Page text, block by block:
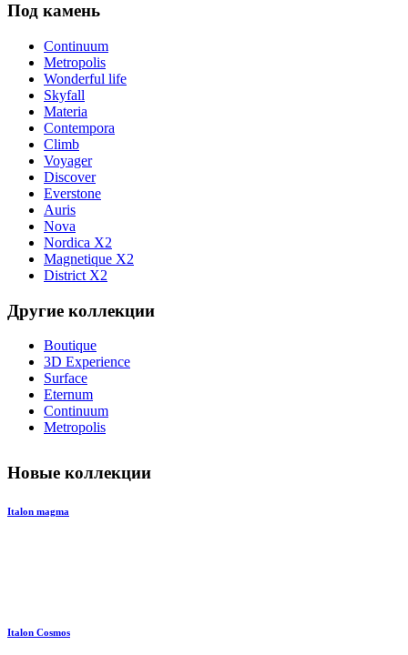
Под камень
Continuum
Metropolis
Wonderful life
Skyfall
Materia
Contempora
Climb
Voyager
Discover
Everstone
Auris
Nova
Nordica X2
Magnetique X2
District X2
Другие коллекции
Boutique
3D Experience
Surface
Eternum
Continuum
Metropolis
Новые коллекции
Italon magma
Italon Cosmos